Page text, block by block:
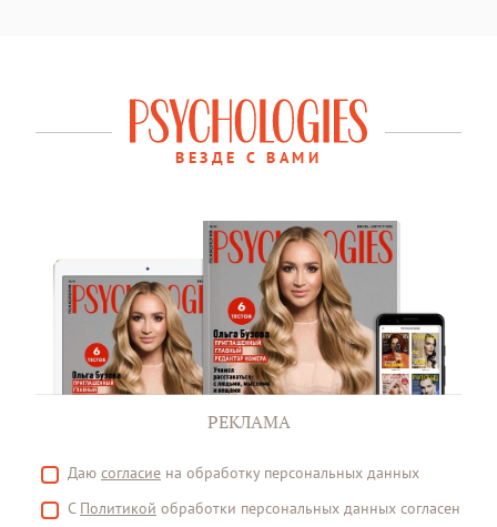
ВЕЗДЕ С ВАМИ
РЕКЛАМА
Даю согласие на обработку персональных данных
С Политикой обработки персональных данных согласен